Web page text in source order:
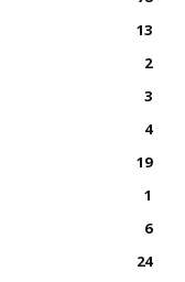
13
2
3
4
19
1
6
24